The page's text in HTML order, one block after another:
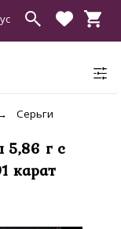
Серьги
5,86 г с
карат